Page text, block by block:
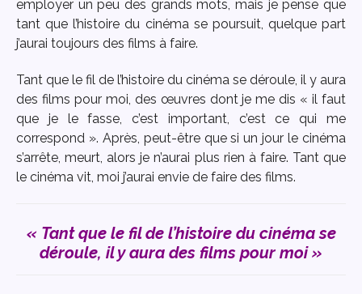
employer un peu des grands mots, mais je pense que
tant que l’histoire du cinéma se poursuit, quelque part
j’aurai toujours des films à faire.
Tant que le fil de l’histoire du cinéma se déroule, il y aura
des films pour moi, des œuvres dont je me dis « il faut
que je le fasse, c’est important, c’est ce qui me
correspond ». Après, peut-être que si un jour le cinéma
s’arrête, meurt, alors je n’aurai plus rien à faire. Tant que
le cinéma vit, moi j’aurai envie de faire des films.
« Tant que le fil de l’histoire du cinéma se
déroule, il y aura des films pour moi »